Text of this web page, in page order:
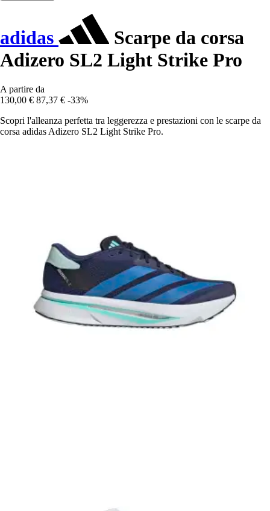
adidas
Scarpe da corsa
Adizero SL2 Light Strike Pro
A partire da
130,00 € 87,37 € -33%
Scopri l'alleanza perfetta tra leggerezza e prestazioni con le scarpe da
corsa adidas Adizero SL2 Light Strike Pro.